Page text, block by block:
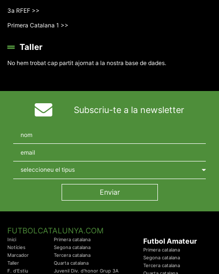
3a RFEF >>
Primera Catalana 1 >>
Taller
No hem trobat cap partit ajornat a la nostra base de dades.
Subscriu-te a la newsletter
FUTBOLCATALUNYA.COM
Inici
Notícies
Marcador
Taller
F. d'Estiu
Primera catalana
Segona catalana
Tercera catalana
Quarta catalana
Juvenil Div. d'honor Grup 3A
Futbol Amateur
Primera catalana
Segona catalana
Tercera catalana